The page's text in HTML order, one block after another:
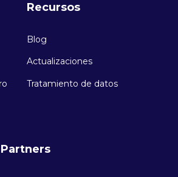
Recursos
Blog
Actualizaciones
Tratamiento de datos
Partners